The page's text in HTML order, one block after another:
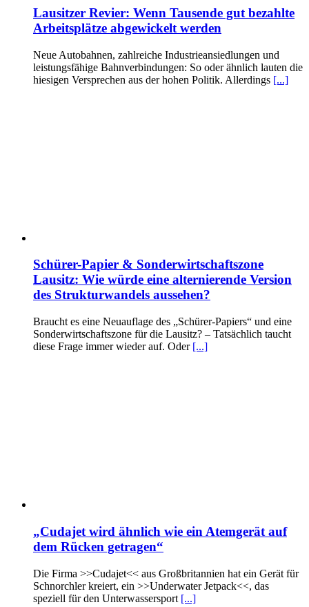
Lausitzer Revier: Wenn Tausende gut bezahlte
Arbeitsplätze abgewickelt werden
Neue Autobahnen, zahlreiche Industrieansiedlungen und
leistungsfähige Bahnverbindungen: So oder ähnlich lauten die
hiesigen Versprechen aus der hohen Politik. Allerdings [...]
Schürer-Papier & Sonderwirtschaftszone
Lausitz: Wie würde eine alternierende Version
des Strukturwandels aussehen?
Braucht es eine Neuauflage des „Schürer-Papiers“ und eine
Sonderwirtschaftszone für die Lausitz? – Tatsächlich taucht
diese Frage immer wieder auf. Oder [...]
„Cudajet wird ähnlich wie ein Atemgerät auf
dem Rücken getragen“
Die Firma >>Cudajet<< aus Großbritannien hat ein Gerät für
Schnorchler kreiert, ein >>Underwater Jetpack<<, das
speziell für den Unterwassersport [...]